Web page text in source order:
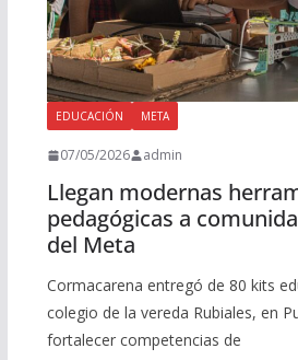
EDUCACIÓN META
07/05/2026 admin
Llegan modernas
pedagógicas a
del Meta
Cormacarena entregó de 80 kits
colegio de la vereda Rubiales, en
fortalecer competencias de